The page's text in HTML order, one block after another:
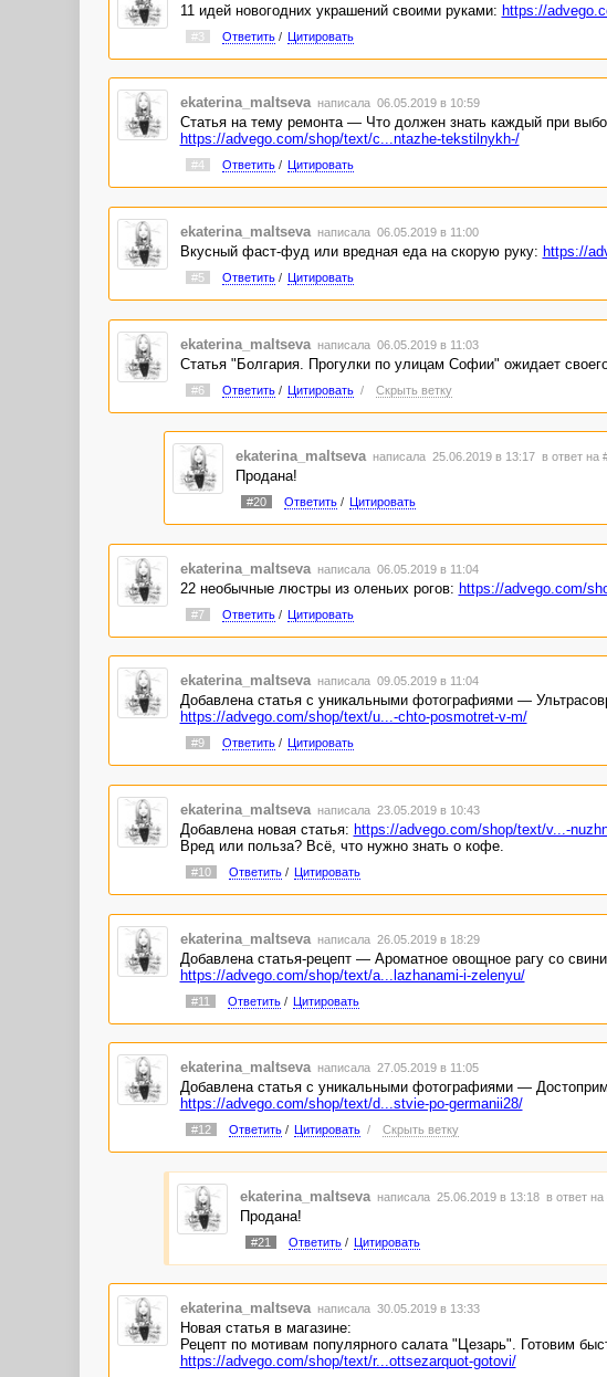
11 идей новогодних украшений своими руками: https://
#3 Ответить/ Цитировать
ekaterina_maltseva написала 06.05.2019 в 10:59
Статья на тему ремонта — Что должен знать каждый при
https://advego.com/shop/text/c...ntazhe-tekstilnykh-/
#4 Ответить/ Цитировать
ekaterina_maltseva написала 06.05.2019 в 11:00
Вкусный фаст-фуд или вредная еда на скорую руку: https://
#5 Ответить/ Цитировать
ekaterina_maltseva написала 06.05.2019 в 11:03
Статья "Болгария. Прогулки по улицам Софии" ожидает
#6 Ответить/ Цитировать / Скрыть ветку
ekaterina_maltseva написала 25.06.2019 в 13:17 в ответ на
Продана!
#20 Ответить/ Цитировать
ekaterina_maltseva написала 06.05.2019 в 11:04
22 необычные люстры из оленьих рогов: https://advego.com/
#7 Ответить/ Цитировать
ekaterina_maltseva написала 09.05.2019 в 11:04
Добавлена статья с уникальными фотографиями —
https://advego.com/shop/text/u...-chto-posmotret-v-m/
#9 Ответить/ Цитировать
ekaterina_maltseva написала 23.05.2019 в 10:43
Добавлена новая статья: https://advego.com/shop/text/v...-
Вред или польза? Всё, что нужно знать о кофе.
#10 Ответить/ Цитировать
ekaterina_maltseva написала 26.05.2019 в 18:29
Добавлена статья-рецепт — Ароматное овощное рагу со
https://advego.com/shop/text/a...lazhanami-i-zelenyu/
#11 Ответить/ Цитировать
ekaterina_maltseva написала 27.05.2019 в 11:05
Добавлена статья с уникальными фотографиями —
https://advego.com/shop/text/d...stvie-po-germanii28/
#12 Ответить/ Цитировать / Скрыть ветку
ekaterina_maltseva написала 25.06.2019 в 13:18 в ответ на
Продана!
#21 Ответить/ Цитировать
ekaterina_maltseva написала 30.05.2019 в 13:33
Новая статья в магазине:
Рецепт по мотивам популярного салата "Цезарь". Готовим
https://advego.com/shop/text/r...ottsezarquot-gotovi/